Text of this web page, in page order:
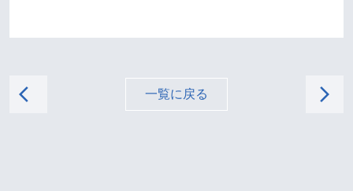
arrow_back_ios 一覧に戻る arrow_forward_ios